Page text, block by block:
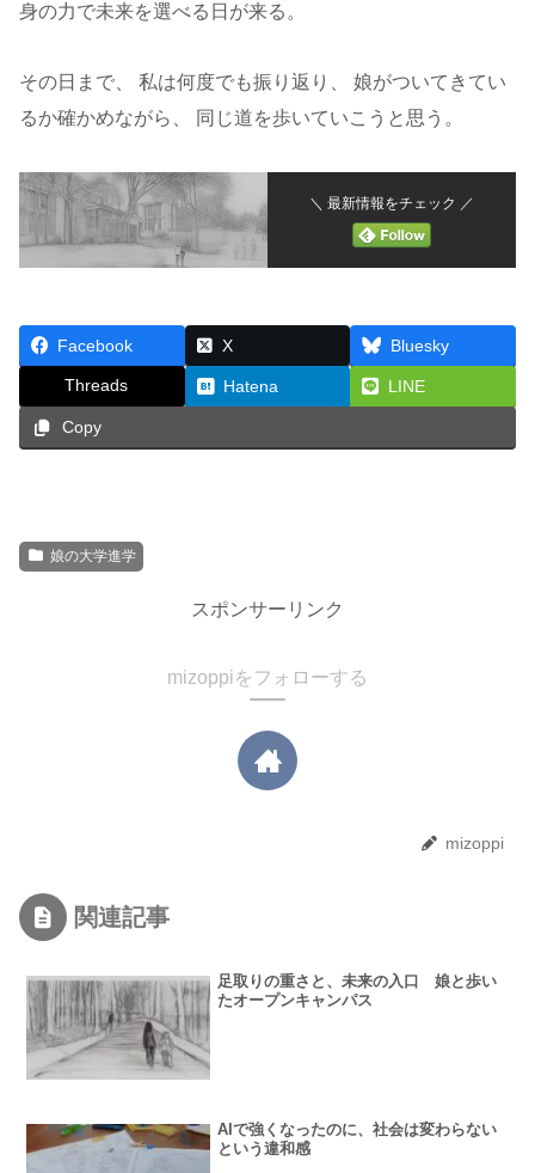
身の力で未来を選べる日が来る。
その日まで、 私は何度でも振り返り、 娘がついてきてい
るか確かめながら、 同じ道を歩いていこうと思う。
＼ 最新情報をチェック ／
Facebook X Bluesky
Threads Hatena LINE
Copy
娘の大学進学
スポンサーリンク
mizoppiをフォローする
mizoppi
関連記事
足取りの重さと、未来の入口 娘と歩い
たオープンキャンパス
AIで強くなったのに、社会は変わらない
という違和感